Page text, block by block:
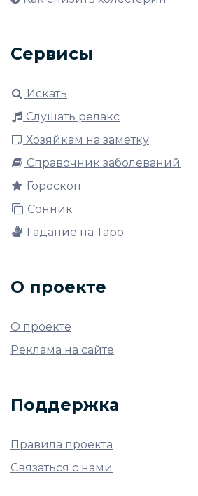
Сервисы
Искать
Слушать релакс
Хозяйкам на заметку
Справочник заболеваний
Гороскоп
Сонник
Гадание на Таро
О проекте
О проекте
Реклама на сайте
Поддержка
Правила проекта
Связаться с нами